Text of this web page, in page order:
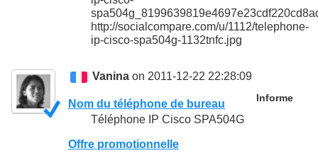
http://socialcompare.com/u/1112/telephone-
ip-cisco-spa504g-1132tnfc.jpg
Vanina on 2011-12-22 22:28:09
Informe
Nom du téléphone de bureau
Téléphone IP Cisco SPA504G
Offre promotionnelle